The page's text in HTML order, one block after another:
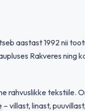
aastast 1992 nii
Rakveres ning
rahvuslikke tekstiile.
villast, linast,